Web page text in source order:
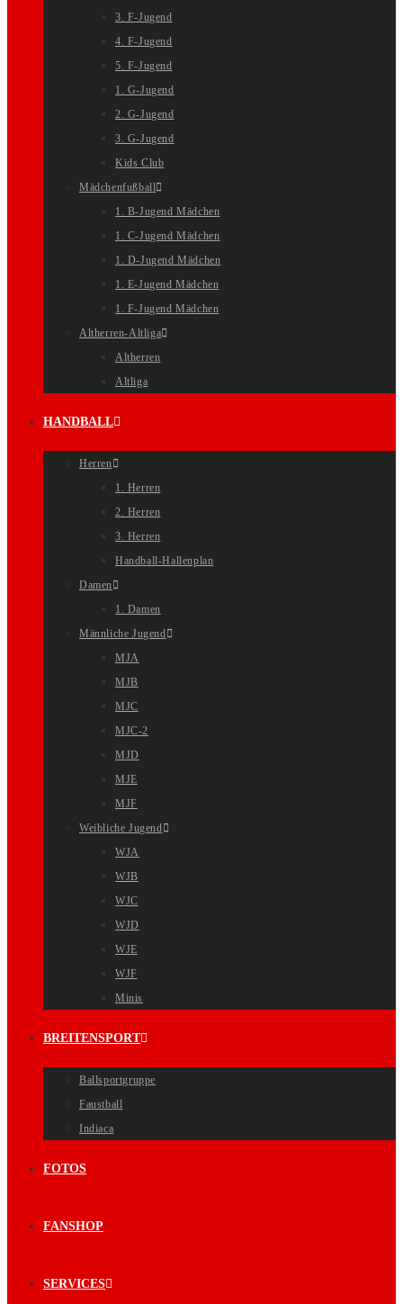
3. F-Jugend
4. F-Jugend
5. F-Jugend
1. G-Jugend
2. G-Jugend
3. G-Jugend
Kids Club
Mädchenfußball
1. B-Jugend Mädchen
1. C-Jugend Mädchen
1. D-Jugend Mädchen
1. E-Jugend Mädchen
1. F-Jugend Mädchen
Altherren-Altliga
Altherren
Altliga
HANDBALL
Herren
1. Herren
2. Herren
3. Herren
Handball-Hallenplan
Damen
1. Damen
Männliche Jugend
MJA
MJB
MJC
MJC-2
MJD
MJE
MJF
Weibliche Jugend
WJA
WJB
WJC
WJD
WJE
WJF
Minis
BREITENSPORT
Ballsportgruppe
Faustball
Indiaca
FOTOS
FANSHOP
SERVICES